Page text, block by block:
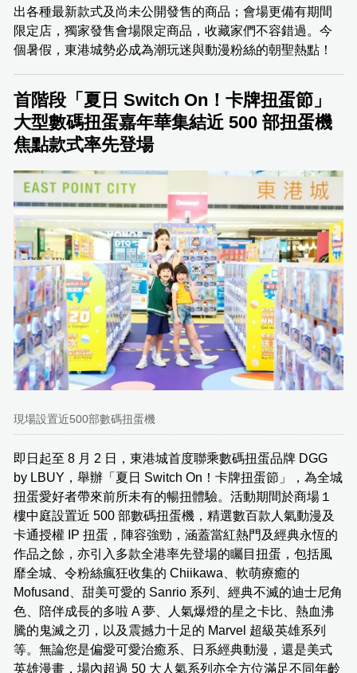
出各種最新款式及尚未公開發售的商品；會場更備有期間
限定店，獨家發售會場限定商品，收藏家們不容錯過。今
個暑假，東港城勢必成為潮玩迷與動漫粉絲的朝聖熱點！
首階段「夏日 Switch On！卡牌扭蛋節」
大型數碼扭蛋嘉年華集結近 500 部扭蛋機
焦點款式率先登場
現場設置近500部數碼扭蛋機
即日起至 8 月 2 日，東港城首度聯乘數碼扭蛋品牌 DGG
by LBUY，舉辦「夏日 Switch On！卡牌扭蛋節」，為全城
扭蛋愛好者帶來前所未有的暢扭體驗。活動期間於商場１
樓中庭設置近 500 部數碼扭蛋機，精選數百款人氣動漫及
卡通授權 IP 扭蛋，陣容強勁，涵蓋當紅熱門及經典永恆的
作品之餘，亦引入多款全港率先登場的矚目扭蛋，包括風
靡全城、令粉絲瘋狂收集的 Chiikawa、軟萌療癒的
Mofusand、甜美可愛的 Sanrio 系列、經典不滅的迪士尼角
色、陪伴成長的多啦 A 夢、人氣爆燈的星之卡比、熱血沸
騰的鬼滅之刃，以及震撼力十足的 Marvel 超級英雄系列
等。無論您是偏愛可愛治癒系、日系經典動漫，還是美式
英雄漫畫，場內超過 50 大人氣系列亦全方位滿足不同年齡